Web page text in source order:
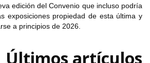
edición del Convenio que incluso podría
exposiciones propiedad de esta última y
a principios de 2026.
Últimos artículos